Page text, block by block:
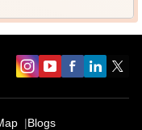
Blogs